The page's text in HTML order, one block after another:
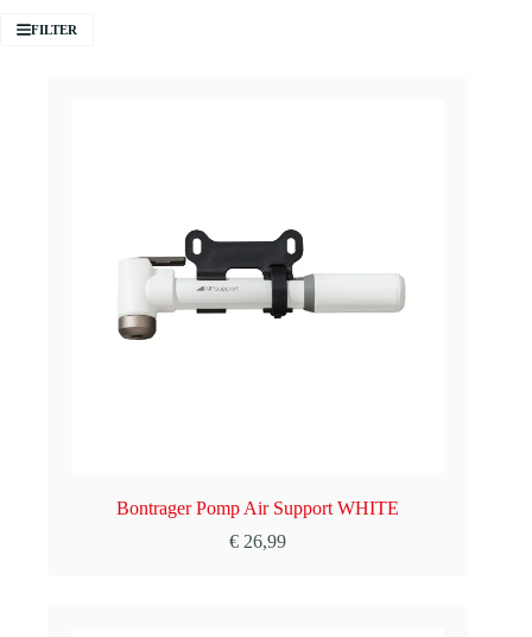
FILTER
Bontrager Pomp Air Support WHITE
€ 26,99